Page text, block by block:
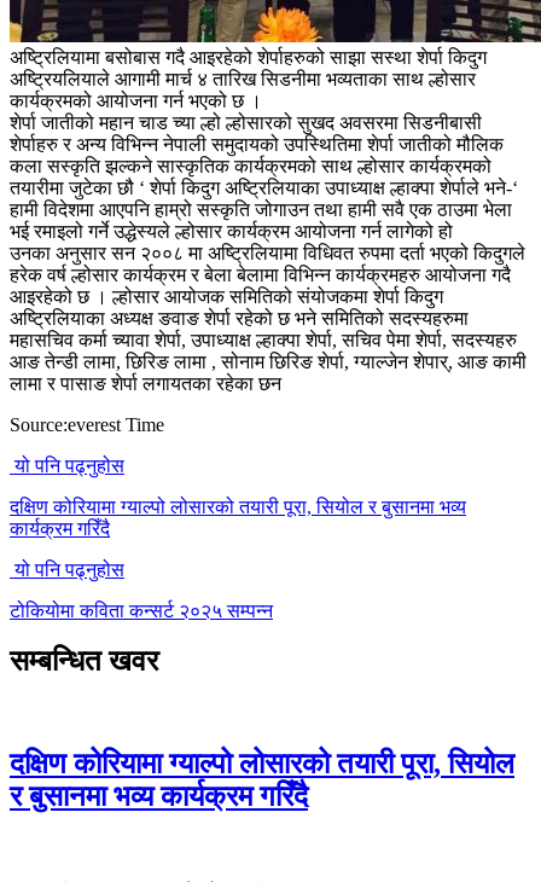
अष्ट्रिलियामा बसोबास गदै आइरहेको शेर्पाहरुको साझा सस्था शेर्पा किदुग
अष्ट्रियलियाले आगामी मार्च ४ तारिख सिडनीमा भव्यताका साथ ल्होसार
कार्यक्रमको आयोजना गर्न भएको छ ।
शेर्पा जातीको महान चाड च्या ल्हो ल्होसारको सुखद अवसरमा सिडनीबासी
शेर्पाहरु र अन्य विभिन्न नेपाली समुदायको उपस्थितिमा शेर्पा जातीको मौलिक
कला सस्कृति झल्कने सास्कृतिक कार्यक्रमको साथ ल्होसार कार्यक्रमको
तयारीमा जुटेका छौ ‘ शेर्पा किदुग अष्ट्रिलियाका उपाध्याक्ष ल्हाक्पा शेर्पाले भने-‘
हामी विदेशमा आएपनि हाम्रो सस्कृति जोगाउन तथा हामी सवै एक ठाउमा भेला
भई रमाइलो गर्ने उद्धेस्यले ल्होसार कार्यक्रम आयोजना गर्न लागेको हो
उनका अनुसार सन २००८ मा अष्ट्रिलियामा विधिवत रुपमा दर्ता भएको किदुगले
हरेक वर्ष ल्होसार कार्यक्रम र बेला बेलामा विभिन्न कार्यक्रमहरु आयोजना गदै
आइरहेको छ । ल्होसार आयोजक समितिको संयोजकमा शेर्पा किदुग
अष्ट्रिलियाका अध्यक्ष ङवाङ शेर्पा रहेको छ भने समितिको सदस्यहरुमा
महासचिव कर्मा च्यावा शेर्पा, उपाध्याक्ष ल्हाक्पा शेर्पा, सचिव पेमा शेर्पा, सदस्यहरु
आङ तेन्डी लामा, छिरिङ लामा , सोनाम छिरिङ शेर्पा, ग्याल्जेन शेपार्, आङ कामी
लामा र पासाङ शेर्पा लगायतका रहेका छन
Source:everest Time
यो पनि पढ्नुहोस
दक्षिण कोरियामा ग्याल्पो लोसारको तयारी पूरा, सियोल र बुसानमा भव्य
कार्यक्रम गरिँदै
यो पनि पढ्नुहोस
टोकियोमा कविता कन्सर्ट २०२५ सम्पन्न
सम्बन्धित खवर
दक्षिण कोरियामा ग्याल्पो लोसारको तयारी पूरा, सियोल
र बुसानमा भव्य कार्यक्रम गरिँदै